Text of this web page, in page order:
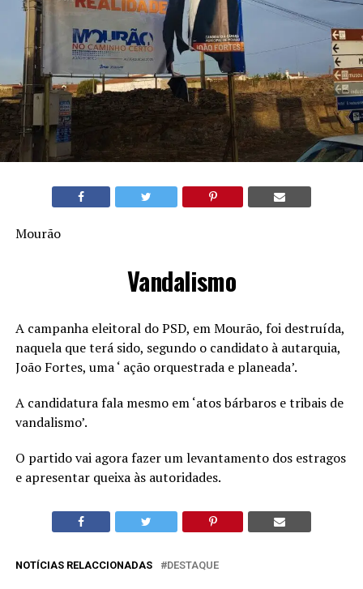
Mourão
Vandalismo
A campanha eleitoral do PSD, em Mourão, foi destruída,
naquela que terá sido, segundo o candidato à autarquia,
João Fortes, uma ‘ ação orquestrada e planeada’.
A candidatura fala mesmo em ‘atos bárbaros e tribais de
vandalismo’.
O partido vai agora fazer um levantamento dos estragos
e apresentar queixa às autoridades.
NOTÍCIAS RELACCIONADAS DESTAQUE